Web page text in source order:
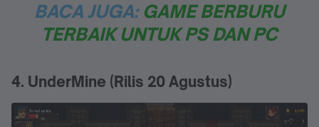
BACA JUGA: GAME BERBURU
TERBAIK UNTUK PS DAN PC
4. UnderMine (Rilis 20 Agustus)